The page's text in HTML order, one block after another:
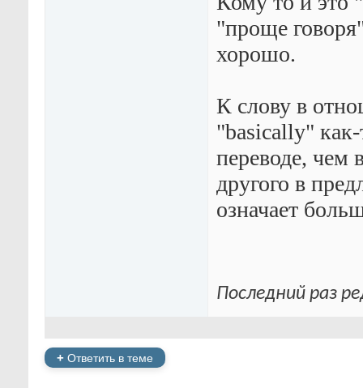
"проще
хорошо.
К слову в
"basically"
переводе, чем
другого в
означает
Последний раз
+ Ответить в теме